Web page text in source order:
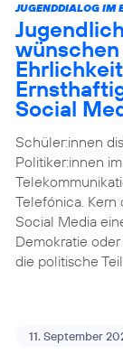
JUGENDDIALOG IM
Social
Schüler:innen
Politiker:innen
Telefónica. Kern
Social Media
Demokratie
die politische
11. September